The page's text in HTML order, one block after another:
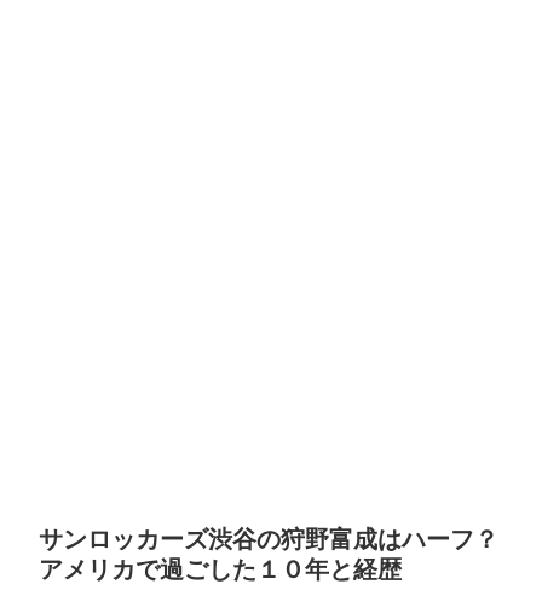
サンロッカーズ渋谷の狩野富成はハーフ？
アメリカで過ごした１０年と経歴